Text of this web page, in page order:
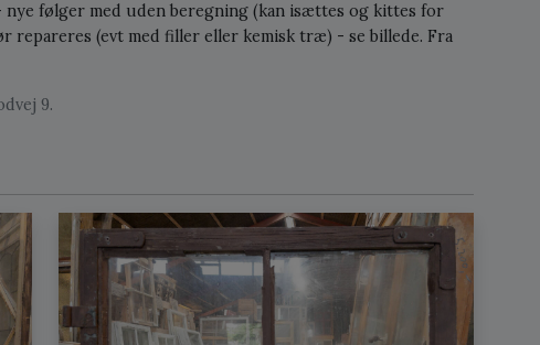
følger med uden beregning (kan isættes og kittes for
(evt med filler eller kemisk træ) - se billede. Fra
9.